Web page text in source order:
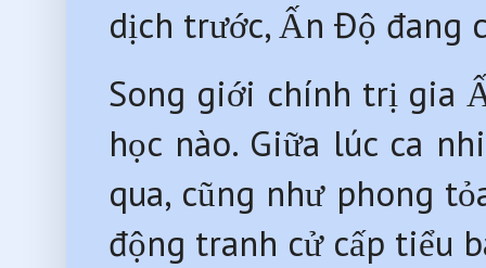
dịch trước, Ấn Độ đang
Song giới chính trị gia
học nào. Giữa lúc ca
qua, cũng như phong
động tranh cử cấp tiểu